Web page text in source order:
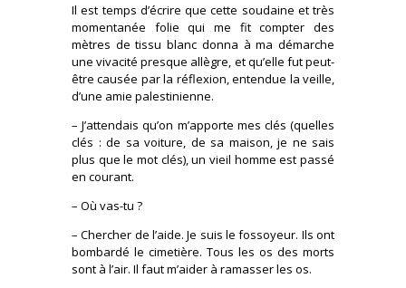
Il est temps d’écrire que cette soudaine et très
momentanée folie qui me fit compter des
mètres de tissu blanc donna à ma démarche
une vivacité presque allègre, et qu’elle fut peut-
être causée par la réflexion, entendue la veille,
d’une amie palestinienne.
– J’attendais qu’on m’apporte mes clés (quelles
clés : de sa voiture, de sa maison, je ne sais
plus que le mot clés), un vieil homme est passé
en courant.
– Où vas-tu ?
– Chercher de l’aide. Je suis le fossoyeur. Ils ont
bombardé le cimetière. Tous les os des morts
sont à l’air. Il faut m’aider à ramasser les os.